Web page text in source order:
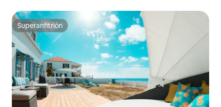
Superanfitrión
Superanfitrión